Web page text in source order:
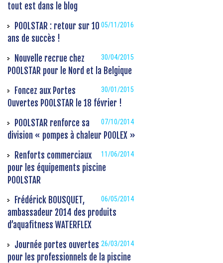
tout est dans le blog
05/11/2016
POOLSTAR : retour sur 10
ans de succès !
30/04/2015
Nouvelle recrue chez
POOLSTAR pour le Nord et la Belgique
30/01/2015
Foncez aux Portes
Ouvertes POOLSTAR le 18 février !
07/10/2014
POOLSTAR renforce sa
division « pompes à chaleur POOLEX »
11/06/2014
Renforts commerciaux
pour les équipements piscine
POOLSTAR
06/05/2014
Frédérick BOUSQUET,
ambassadeur 2014 des produits
d’aquafitness WATERFLEX
26/03/2014
Journée portes ouvertes
pour les professionnels de la piscine